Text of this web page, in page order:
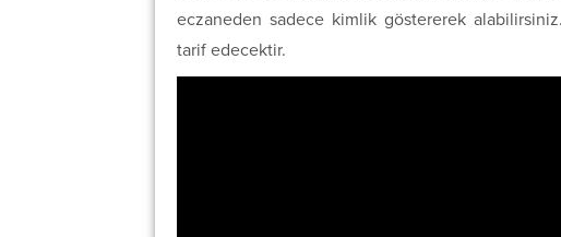
eczaneden sadece kimlik göstererek alabilirsiniz.
tarif edecektir.